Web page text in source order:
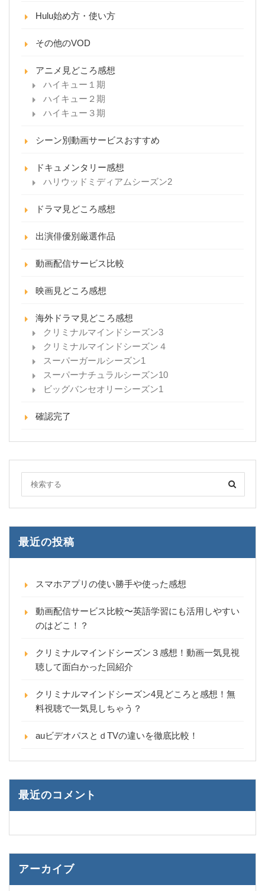
Hulu始め方・使い方
その他のVOD
アニメ見どころ感想
ハイキュー１期
ハイキュー２期
ハイキュー３期
シーン別動画サービスおすすめ
ドキュメンタリー感想
ハリウッドミディアムシーズン2
ドラマ見どころ感想
出演俳優別厳選作品
動画配信サービス比較
映画見どころ感想
海外ドラマ見どころ感想
クリミナルマインドシーズン3
クリミナルマインドシーズン４
スーパーガールシーズン1
スーパーナチュラルシーズン10
ビッグバンセオリーシーズン1
確認完了
最近の投稿
スマホアプリの使い勝手や使った感想
動画配信サービス比較〜英語学習にも活用しやすい
のはどこ！？
クリミナルマインドシーズン３感想！動画一気見視
聴して面白かった回紹介
クリミナルマインドシーズン4見どころと感想！無
料視聴で一気見しちゃう？
auビデオパスとｄTVの違いを徹底比較！
最近のコメント
アーカイブ